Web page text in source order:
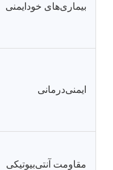
بیماری‌های خودایمنی
ایمنی‌درمانی
مقاومت آنتی‌بیوتیکی